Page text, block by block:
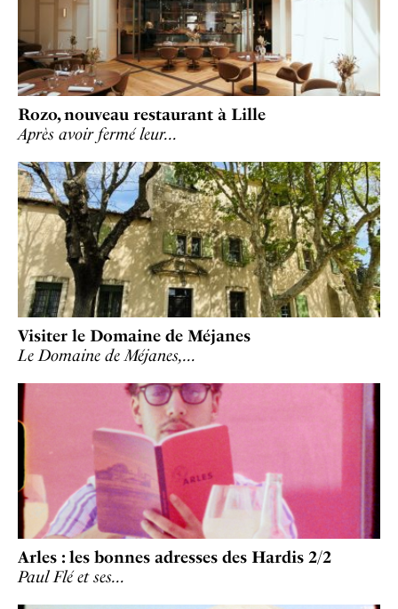
Rozo, nouveau restaurant à Lille
Après avoir fermé leur…
Visiter le Domaine de Méjanes
Le Domaine de Méjanes,…
Arles : les bonnes adresses des Hardis 2/2
Paul Flé et ses…